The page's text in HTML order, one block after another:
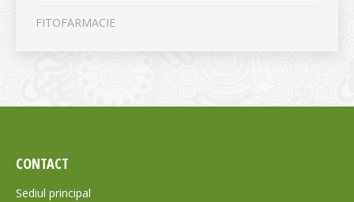
FITOFARMACIE
CONTACT
Sediul principal